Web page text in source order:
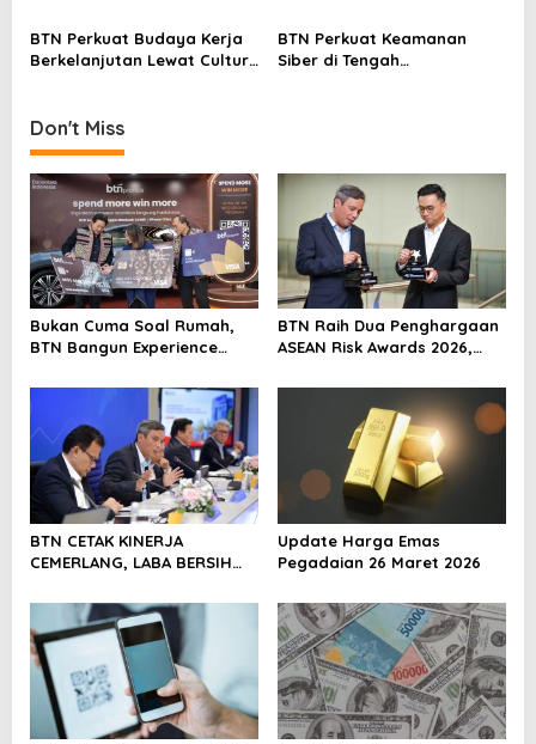
n
Thamrin
BTN Perkuat Budaya Kerja
Berkelanjutan Lewat Culture
BTN Perkuat Keamanan
Siber di Tengah
Don't Miss
Bukan Cuma Soal Rumah,
BTN Bangun Experience
BTN Raih Dua Penghargaan
ASEAN Risk Awards 2026,
Manajemen Risiko
Berstandar Internasional
Perkuat Pertumbuhan
Berkelanjutan
BTN CETAK KINERJA
CEMERLANG, LABA BERSIH
40,8% DAN NPL TURUN JADI
2,99%
Update Harga Emas
Pegadaian 26 Maret 2026